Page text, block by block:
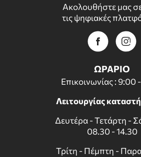
Ακολουθήστε μας
τις ψηφιακές
ΩΡΑΡΙΟ
Επικοινωνίας : 9:00
Λειτουργίας
Δευτέρα - Τετάρτη -
08.30 - 14.30
Τρίτη - Πέμπτη -